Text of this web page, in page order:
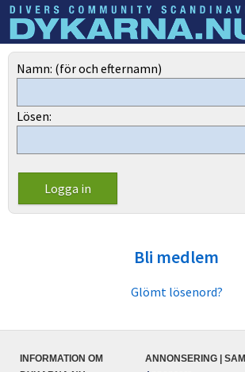
Dyknyheter
Namn: (för och efternamn)
Lösen:
Bli medlem
Glömt lösenord?
INFORMATION OM
ANNONSERING |